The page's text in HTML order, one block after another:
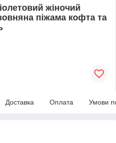
жіночий
піжама кофта та
Доставка Оплата Умови